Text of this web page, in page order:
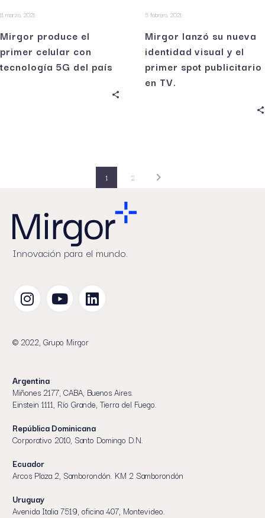
11 marzo, 2021
Mirgor produce el
primer celular con
tecnología 5G del país
5 febrero, 2021
Mirgor lanzó su nueva
identidad visual y el
primer spot publicitario
en TV.
1 2
Innovación para el mundo.
© 2022, Grupo Mirgor
Argentina
Miñones 2177, CABA, Buenos Aires.
Einstein 1111, Río Grande, Tierra del Fuego.
República Dominicana
Corporativo 2010, Santo Domingo D.N.
Ecuador
Arcos Plaza 2, Samborondón. KM 2 Samborondón
Uruguay
Avenida Italia 7519, oficina 407, Montevideo.